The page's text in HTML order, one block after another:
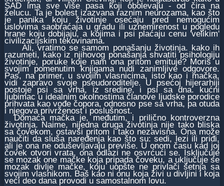
SAD ima sve više pasa koji obolevaju - od čira na
želucu. Ta je bolest izazvana raznim neurozama, kao što
je panika koju životinje osećaju pred nemogućim
uslovima saobraćaja u gradu ili uznemirenost u pogledu
hrane koju dobijaju, a kojima i psi plaćaju cenu 'velikim'
civilizacijskim tekovinama.
Ali, vratimo se samom ponašanju životinja. kako ih
razumeti, kako iz njihovog ponašanja shvatiti psihologiju
životinje, poruke koje nam ona pritom emituje? Moris u
svojim pomenutim knjigama nudi zanimljive odgovore.
Pas, na primer, u svojim vlasnicima, isto kao i mačka,
vidi zapravo svoje pseudoroditelje. U psećoj hijerarhiji
postoje psi sa vrha, iz sredine, i psi sa dna. kućni
ljubimac u idealnim okolnostima članove ljudske porodice
prihvata kao vođe čopora, odnosno pse sa vrha, pa otuda
i njegova privrženost i poslušnost.
Domaća mačka je, međutim, i prilično kontroverzna
životinja. Naime, nijedna druga životinja nije tako bliska
sa čovekom, ostavši pritom i tako nezavisna. Ona može
naučiti da sluša naređenja kao što su: sedi, lezi ili priđi,
ali je ona ne oduševljavaju previše. U onom času kad joj
čovek otvori vrata, ona odlazi ne osvrćući se. Isključuje
se mozak one mačke koja pripada čoveku, a uključuje se
mozak divlje mačke, koju uopšte ne privlači šetnja sa
svojim vlasnikom. Baš kao ni onu koja živi u divljini i koja
veći deo dana provodi u samostalnom lovu.